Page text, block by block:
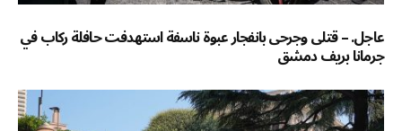
عاجل. – قتلى وجرحى بانفجار عبوة ناسفة استهدفت حافلة ركاب في
جرمانا بريف دمشق